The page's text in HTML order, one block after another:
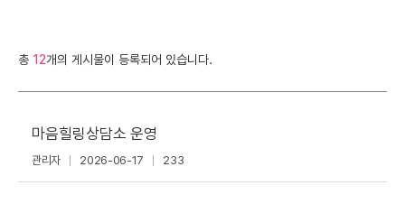
총 12개의 게시물이 등록되어 있습니다.
마음힐링상담소 운영
관리자 2026-06-17 233